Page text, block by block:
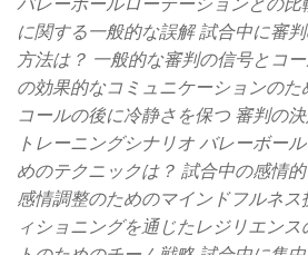
に関する一般的な誤解 試合中に審
方法は？ 一般的な審判の信号とコ
の効果的なコミュニケーションの
コールの後に冷静さを保つ 審判の
トレーニングシナリオ バレーボー
めのテクニックは？ 試合中の感情
感情調整のためのマインドフルネ
ィショニングを通じたレジリエン